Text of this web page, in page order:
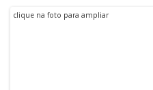
clique na foto para ampliar